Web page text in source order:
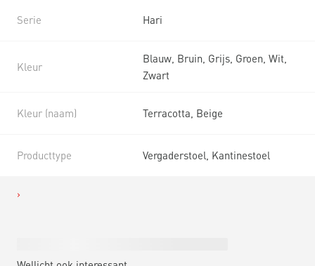
Serie Hari
Kleur
Blauw, Bruin, Grijs, Groen, Wit,
Zwart
Kleur (naam) Terracotta, Beige
Producttype Vergaderstoel, Kantinestoel